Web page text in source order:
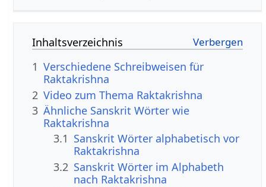
Inhaltsverzeichnis
1 Verschiedene Schreibweisen für
Raktakrishna
2 Video zum Thema Raktakrishna
3 Ähnliche Sanskrit Wörter wie
Raktakrishna
3.1 Sanskrit Wörter alphabetisch vor
Raktakrishna
3.2 Sanskrit Wörter im Alphabeth
nach Raktakrishna